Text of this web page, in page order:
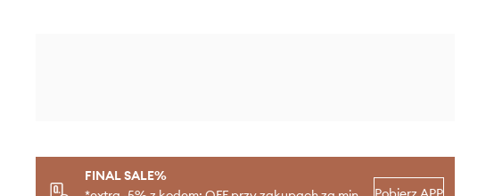
FINAL SALE%